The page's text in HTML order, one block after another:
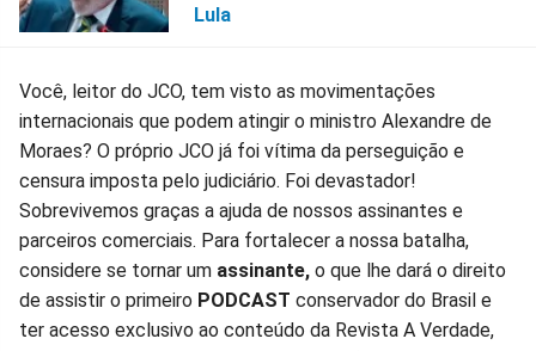
Lula
Você, leitor do JCO, tem visto as movimentações
internacionais que podem atingir o ministro Alexandre de
Moraes? O próprio JCO já foi vítima da perseguição e
censura imposta pelo judiciário. Foi devastador!
Sobrevivemos graças a ajuda de nossos assinantes e
parceiros comerciais. Para fortalecer a nossa batalha,
considere se tornar um assinante, o que lhe dará o direito
de assistir o primeiro PODCAST conservador do Brasil e
ter acesso exclusivo ao conteúdo da Revista A Verdade,